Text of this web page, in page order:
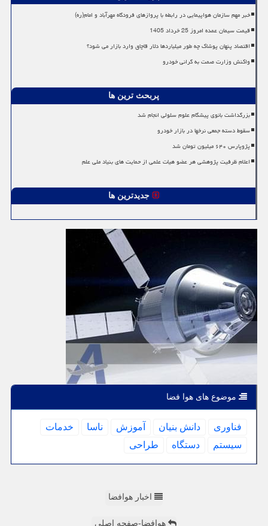
خبر مهم سازمان هواپیمایی در رابطه با پروازهای فرودگاه مهرآباد و امام(ره)
قیمت سیمان عمده امروز 25 خرداد 1405
اقتصاد پنهان پوشاک چه طور میلیاردها دلار قاچاق وارد بازار می شود؟
واکنش وزارت صمت به گرانی خودرو
پربحث ترین ها
بزرگداشت بانوی پیشگام علوم سلولی انجام شد
سقوط دسته جمعی نرخها در بازار خودرو
پژوپارس ۶۴۰ میلیون تومان شد
اعلام ظرفیت پژوهشی هر عضو هیات علمی از حمایت های بنیاد ملی علم
جدیدترین ها
موضوع های هوا فضا
فناوری دانش بنیان آموزش ناسا
خدمات
سیستم
دستگاه طراحی
اخبار هوافضا
هوافضا-صفحه اصلی